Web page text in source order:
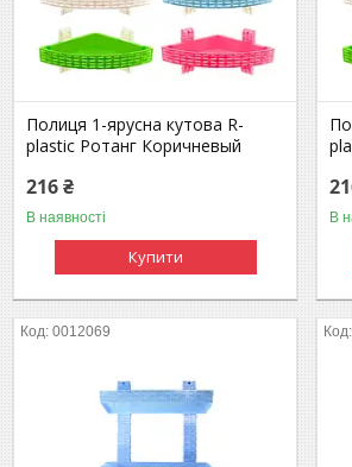
Полиця 1-ярусна кутова R-
plastic Ротанг Коричневый
216 ₴
В наявності
Купити
В
0012069